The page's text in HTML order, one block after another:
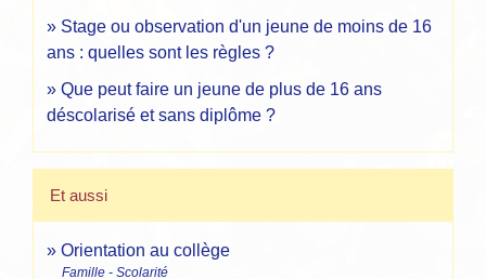
Stage ou observation d'un jeune de moins de 16
ans : quelles sont les règles ?
Que peut faire un jeune de plus de 16 ans
déscolarisé et sans diplôme ?
Et aussi
Orientation au collège
Famille - Scolarité